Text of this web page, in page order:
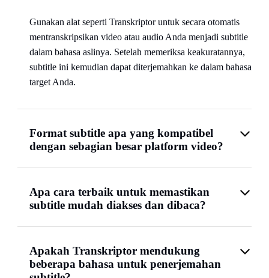
Gunakan alat seperti Transkriptor untuk secara otomatis
mentranskripsikan video atau audio Anda menjadi subtitle
dalam bahasa aslinya. Setelah memeriksa keakuratannya,
subtitle ini kemudian dapat diterjemahkan ke dalam bahasa
target Anda.
Format subtitle apa yang kompatibel
dengan sebagian besar platform video?
Apa cara terbaik untuk memastikan
subtitle mudah diakses dan dibaca?
Apakah Transkriptor mendukung
beberapa bahasa untuk penerjemahan